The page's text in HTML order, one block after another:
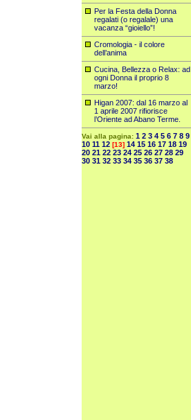
Per la Festa della Donna
regalati (o regalale) una
vacanza “gioiello”!
Cromologia - il colore
dell’anima
Cucina, Bellezza o Relax: ad
ogni Donna il proprio 8
marzo!
Higan 2007: dal 16 marzo al
1 aprile 2007 rifiorisce
l’Oriente ad Abano Terme.
Vai alla pagina: 1 2 3 4 5 6 7 8 9
10 11 12 [13] 14 15 16 17 18 19
20 21 22 23 24 25 26 27 28 29
30 31 32 33 34 35 36 37 38